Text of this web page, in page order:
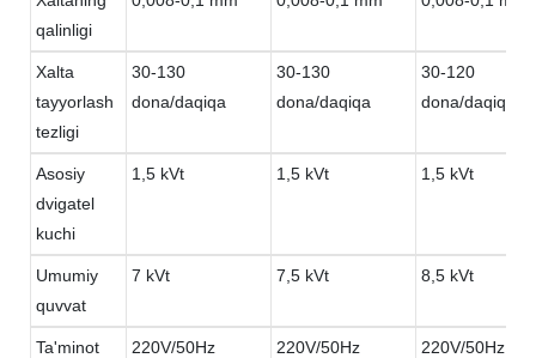
qalinligi
Xalta
tayyorlash
tezligi
30-130
dona/daqiqa
30-130
dona/daqiqa
30-120
dona/daqiqa
Asosiy
dvigatel
kuchi
1,5 kVt 1,5 kVt 1,5 kVt
Umumiy
quvvat
7 kVt 7,5 kVt 8,5 kVt
Ta'minot
220V/50Hz 220V/50Hz 220V/50Hz